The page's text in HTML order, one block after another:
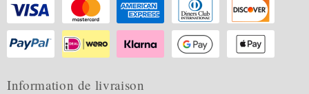
Information de livraison